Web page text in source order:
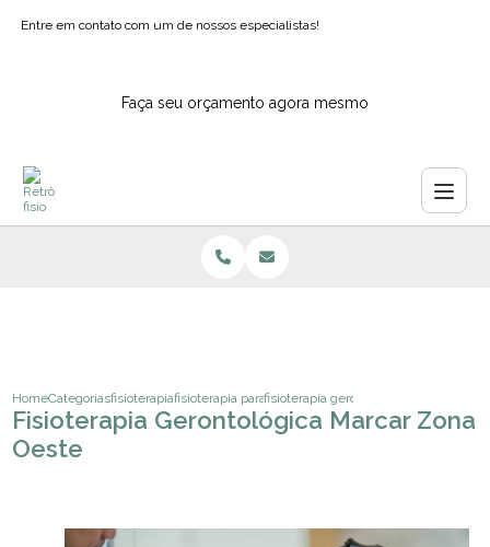
Entre em contato com um de nossos especialistas!
Faça seu orçamento agora mesmo
HomeCategoriasfisioterapiafisioterapia para o tratamento de dores cronicas
fisioterapia gerontologica marcar
Fisioterapia Gerontológica Marcar Zona
Oeste